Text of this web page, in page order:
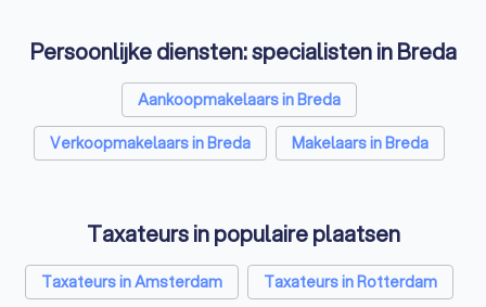
Persoonlijke diensten: specialisten in Breda
Aankoopmakelaars in Breda
Verkoopmakelaars in Breda
Makelaars in Breda
Taxateurs in populaire plaatsen
Taxateurs in Amsterdam
Taxateurs in Rotterdam